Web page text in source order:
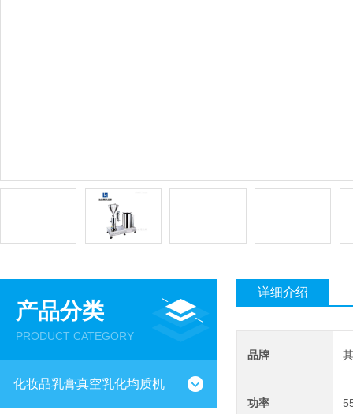
产品分类
PRODUCT CATEGORY
化妆品乳膏真空乳化均质机
详细介绍
品牌
功率